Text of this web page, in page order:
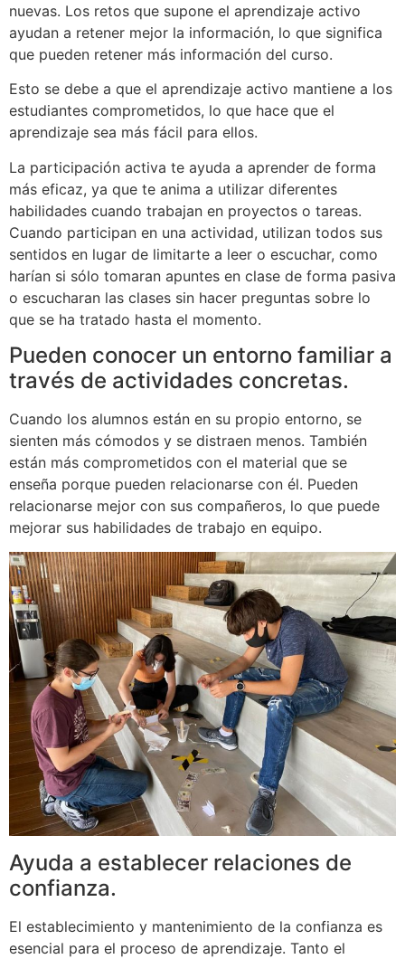
nuevas. Los retos que supone el aprendizaje activo
ayudan a retener mejor la información, lo que significa
que pueden retener más información del curso.
Esto se debe a que el aprendizaje activo mantiene a los
estudiantes comprometidos, lo que hace que el
aprendizaje sea más fácil para ellos.
La participación activa te ayuda a aprender de forma
más eficaz, ya que te anima a utilizar diferentes
habilidades cuando trabajan en proyectos o tareas.
Cuando participan en una actividad, utilizan todos sus
sentidos en lugar de limitarte a leer o escuchar, como
harían si sólo tomaran apuntes en clase de forma pasiva
o escucharan las clases sin hacer preguntas sobre lo
que se ha tratado hasta el momento.
Pueden conocer un entorno familiar a
través de actividades concretas.
Cuando los alumnos están en su propio entorno, se
sienten más cómodos y se distraen menos. También
están más comprometidos con el material que se
enseña porque pueden relacionarse con él. Pueden
relacionarse mejor con sus compañeros, lo que puede
mejorar sus habilidades de trabajo en equipo.
Ayuda a establecer relaciones de
confianza.
El establecimiento y mantenimiento de la confianza es
esencial para el proceso de aprendizaje. Tanto el